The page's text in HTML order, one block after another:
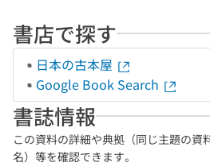
書店で探す
日本の古本屋
Google Book Search
書誌情報
この資料の詳細や典拠（同じ主題の資
名）等を確認できます。